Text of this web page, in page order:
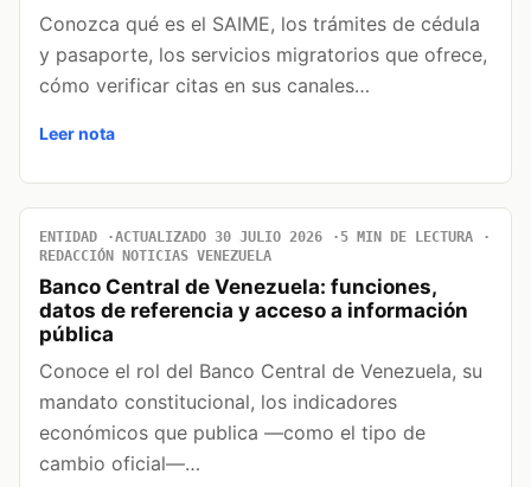
Conozca qué es el SAIME, los trámites de cédula
y pasaporte, los servicios migratorios que ofrece,
cómo verificar citas en sus canales…
Leer nota
ENTIDAD ACTUALIZADO 30 JULIO 2026
5 MIN DE LECTURA
REDACCIÓN NOTICIAS VENEZUELA
Banco Central de Venezuela: funciones,
datos de referencia y acceso a información
pública
Conoce el rol del Banco Central de Venezuela, su
mandato constitucional, los indicadores
económicos que publica —como el tipo de
cambio oficial—…